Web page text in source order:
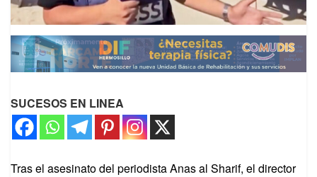
SUCESOS EN LINEA
Tras el asesinato del periodista Anas al Sharif, el director